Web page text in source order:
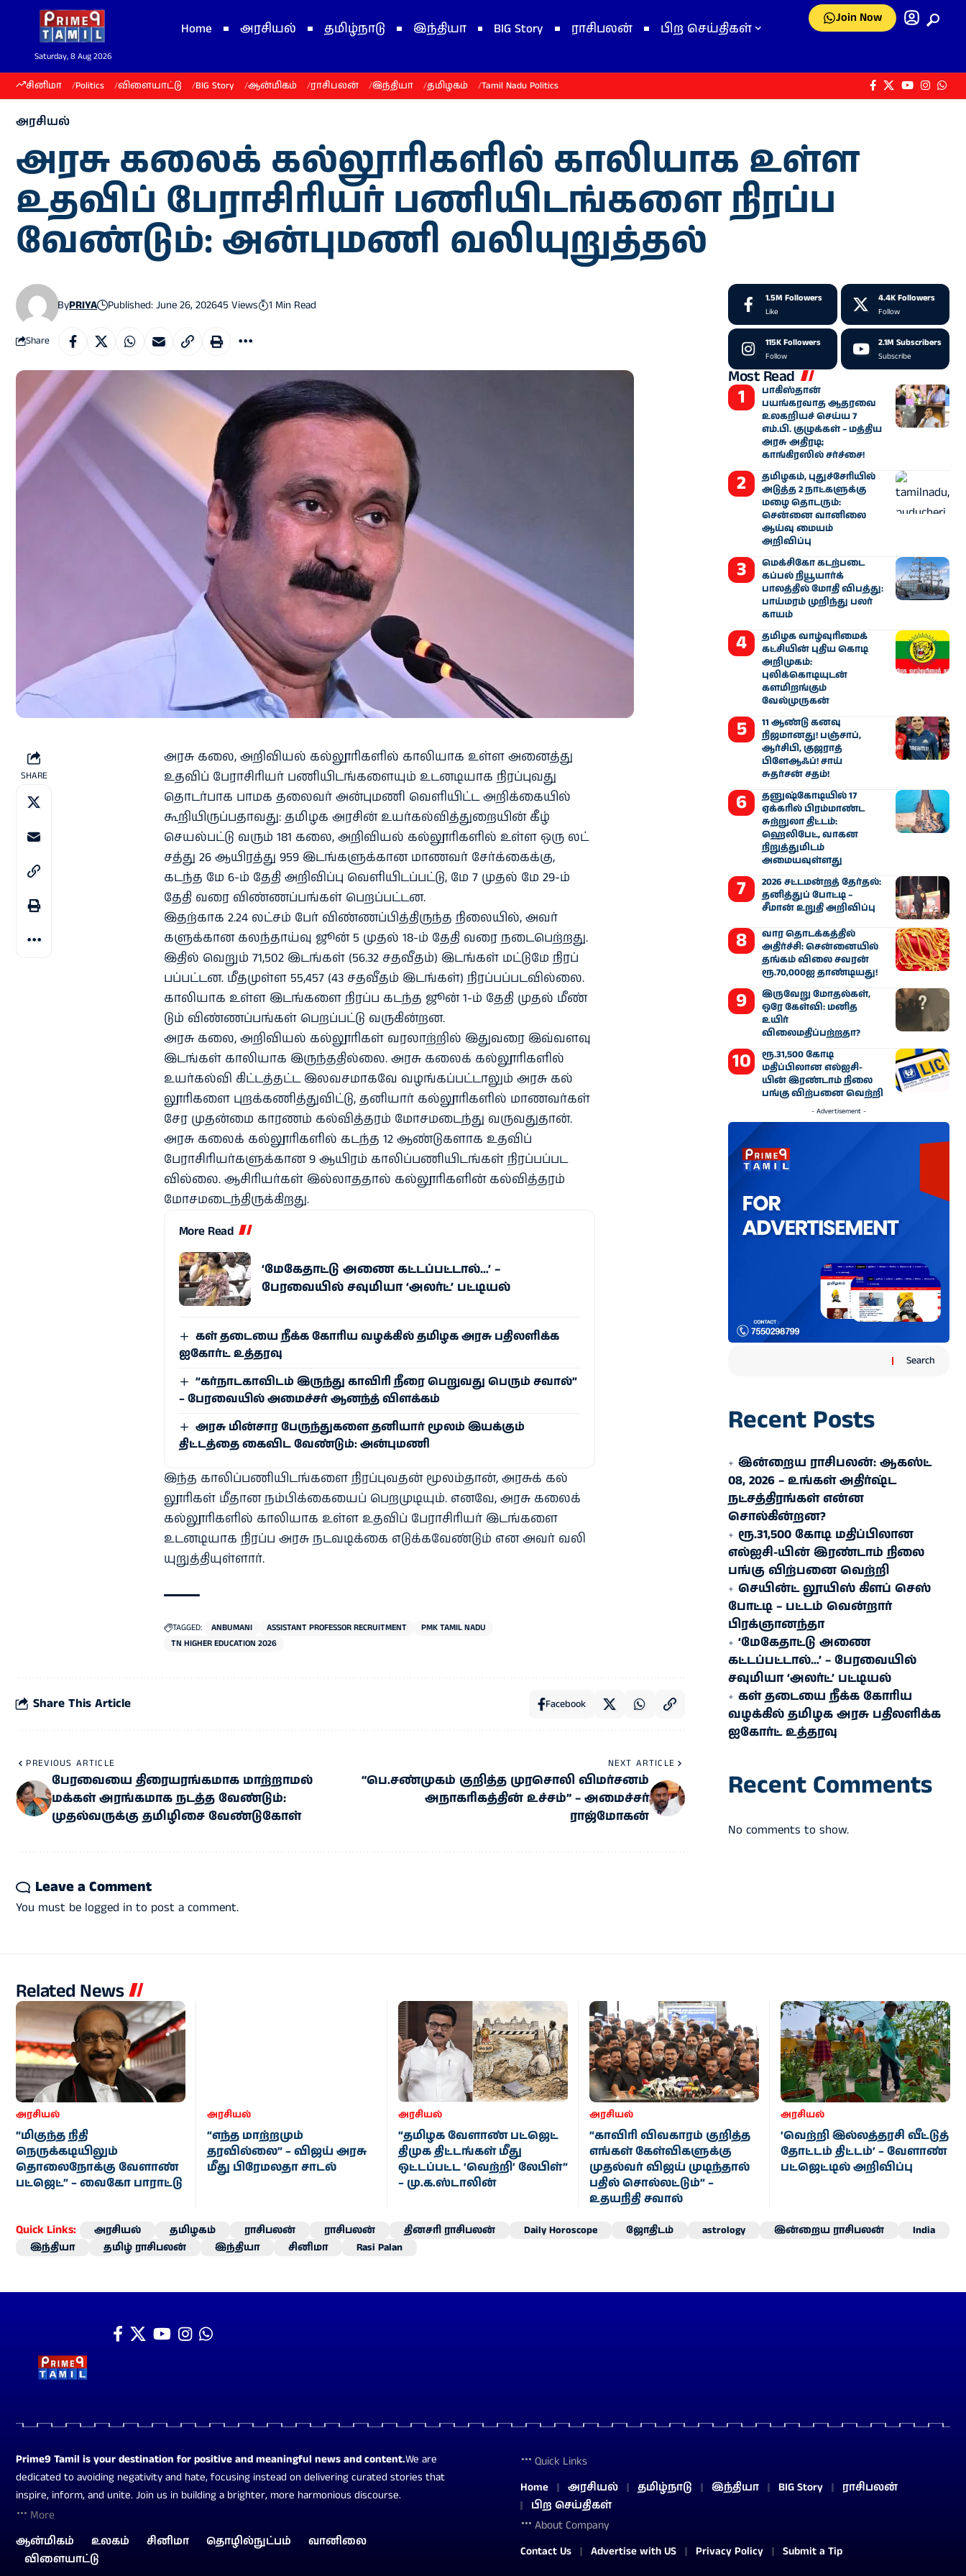
Saturday, 8 Aug 2026
Home அரசியல் தமிழ்நாடு இந்தியா BIG Story ராசிபலன் பிற செய்திகள்
Join Now
சினிமா Politics விளையாட்டு BIG Story ஆன்மிகம் ராசிபலன் இந்தியா தமிழகம் Tamil Nadu Politics
அரசியல்
அரசு கலைக் கல்லூரிகளில் காலியாக உள்ள
உதவிப் பேராசிரியர் பணியிடங்களை நிரப்ப
வேண்டும்: அன்புமணி வலியுறுத்தல்
ByPRIYA Published: June 26, 202645 Views 1 Min Read
Share
SHARE
அரசு கலை, அறி​வியல் கல்​லூரி​களில் காலி​யாக உள்ள அனைத்து
உதவிப் பேராசிரியர் பணி​யிடங்​களை​யும் உடனடி​யாக நிரப்புவது
தொடர்​பாக பாமக தலை​வர் அன்​புமணி வெளி​யிட்ட அறிக்​கை​யில்
கூறி​யிருப்​ப​தாவது: தமிழக அரசின் உயர்​கல்​வித்துறை​யின் கீழ்
செயல்​பட்டு வரும் 181 கலை, அறி​வியல் கல்​லூரி​களில் உள்ள ஒரு லட்​
சத்து 26 ஆயிரத்து 959 இடங்​களுக்​கான மாணவர் சேர்க்​கைக்​கு,
கடந்த மே 6-ம் தேதி அறி​விப்பு வெளி​யிடப்​பட்​டு, மே 7 முதல் மே 29-ம்
தேதி வரை விண்​ணப்​பங்​கள் பெறப்​பட்​டன.
இதற்​காக 2.24 லட்​சம் பேர் விண்​ணப்​பித்​திருந்த நிலை​யில், அவர்​
களுக்​கான கலந்​தாய்வு ஜூன் 5 முதல் 18-ம் தேதி வரை நடை​பெற்​றது.
இதில் வெறும் 71,502 இடங்​கள் (56.32 சதவீதம்) இடங்​கள் மட்​டுமே நிரப்​
பப்​பட்​டன. மீத​முள்ள 55,457 (43 சதவீதம் இடங்கள்) நிரப்​பப்​பட​வில்​லை.
காலி​யாக உள்ள இடங்​களை நிரப்ப கடந்த ஜூன் 1-ம் தேதி முதல் மீண்​
டும் விண்​ணப்​பங்​கள் பெறப்​பட்டு வரு​கின்​றன.
அரசு கலை, அறி​வியல் கல்​லூரி​கள் வரலாற்​றில் இது​வரை இவ்​வளவு
இடங்​கள் காலி​யாக இருந்​த​தில்​லை. அரசு கலைக் கல்​லூரி​களில்
உயர்​கல்வி கிட்​டத்​தட்ட இலவச​மாகவே வழங்​கப்​பட்​டாலும் அரசு கல்​
லூரி​களை புறக்​கணித்​து​விட்​டு, தனி​யார் கல்​லூரி​களில் மாணவர்​கள்
சேர முதன்மை காரணம் கல்​வித்​தரம் மோசமடைந்து வரு​வது​தான்.
அரசு கலைக் கல்​லூரி​களில் கடந்த 12 ஆண்​டு​களாக உதவிப்
பேராசிரியர்​களுக்​கான 9 ஆயிரம் காலிப்​பணி​யிடங்​கள் நிரப்​பப்​பட​
வில்​லை. ஆசிரியர்​கள் இல்​லாத​தால் கல்​லூரி​களின் கல்​வித்​தரம்
மோசமடைந்​திருக்​கிறது.
More Read
‘மேகேதாட்டு அணை கட்டப்பட்டால்…’ –
பேரவையில் சவுமியா ‘அலர்ட்’ பட்டியல்
கள் தடையை நீக்க கோரிய வழக்கில் தமிழக அரசு பதிலளிக்க
ஐகோர்ட் உத்தரவு
“கர்நாடகாவிடம் இருந்து காவிரி நீரை பெறுவது பெரும் சவால்”
– பேரவையில் அமைச்சர் ஆனந்த் விளக்கம்
அரசு மின்சார பேருந்துகளை தனியார் மூலம் இயக்கும்
திட்டத்தை கைவிட வேண்டும்: அன்புமணி
இந்த காலிப்​பணி​யிடங்​களை நிரப்​புவதன் மூலம்​தான், அரசுக் கல்​
லூரி​கள் மீதான நம்​பிக்​கை​யைப் பெற​முடி​யும். எனவே, அரசு கலைக்
கல்​லூரி​களில் காலி​யாக உள்ள உதவிப் பேராசிரியர் இடங்​களை
உடனடி​யாக நிரப்ப அரசு நடவடிக்கை எடுக்​கவேண்​டும் என அவர்​ வலி​
யுறுத்​தி​யுள்​ளார்​.
TAGGED: ANBUMANI ASSISTANT PROFESSOR RECRUITMENT
PMK TAMIL NADU
TN HIGHER EDUCATION 2026
Share This Article Facebook
PREVIOUS ARTICLE
பேரவையை திரையரங்கமாக மாற்றாமல்
மக்கள் அரங்கமாக நடத்த வேண்டும்:
முதல்வருக்கு தமிழிசை வேண்டுகோள்
NEXT ARTICLE
“பெ.சண்முகம் குறித்த முரசொலி விமர்சனம்
அநாகரிகத்தின் உச்சம்” – அமைச்சர்
ராஜ்மோகன்
Leave a Comment
You must be logged in to post a comment.
1.5M Followers
Like
4.4K Followers
Follow
115K Followers
Follow
2.1M Subscribers
Subscribe
Most Read
பாகிஸ்தான்
பயங்கரவாத ஆதரவை
உலகறியச் செய்ய 7
எம்.பி. குழுக்கள் – மத்திய
அரசு அதிரடி;
காங்கிரஸில் சர்ச்சை!
தமிழகம், புதுச்சேரியில்
அடுத்த 2 நாட்களுக்கு
மழை தொடரும்:
சென்னை வானிலை
ஆய்வு மையம்
அறிவிப்பு
மெக்சிகோ கடற்படை
கப்பல் நியூயார்க்
பாலத்தில் மோதி விபத்து:
பாய்மரம் முறிந்து பலர்
காயம்
தமிழக வாழ்வுரிமைக்
கட்சியின் புதிய கொடி
அறிமுகம்:
புலிக்கொடியுடன்
களமிறங்கும்
வேல்முருகன்
11 ஆண்டு கனவு
நிஜமானது! பஞ்சாப்,
ஆர்சிபி, குஜராத்
பிளேஆஃப்! சாய்
சுதர்சன் சதம்!
தனுஷ்கோடியில் 17
ஏக்கரில் பிரம்மாண்ட
சுற்றுலா திட்டம்:
ஹெலிபேட், வாகன
நிறுத்துமிடம்
அமையவுள்ளது
2026 சட்டமன்றத் தேர்தல்:
தனித்துப் போட்டி –
சீமான் உறுதி அறிவிப்பு
வார தொடக்கத்தில்
அதிர்ச்சி: சென்னையில்
தங்கம் விலை சவரன்
ரூ.70,000ஐ தாண்டியது!
இருவேறு மோதல்கள்,
ஒரே கேள்வி: மனித
உயிர்
விலைமதிப்பற்றதா?
ரூ.31,500 கோடி
மதிப்பிலான எல்ஐசி-​
யின் இரண்​டாம் நிலை
பங்கு விற்பனை வெற்றி
- Advertisement -
Search
Recent Posts
இன்றைய ராசிபலன்: ஆகஸ்ட்
08, 2026 – உங்கள் அதிர்ஷ்ட
நட்சத்திரங்கள் என்ன
சொல்கின்றன?
ரூ.31,500 கோடி மதிப்பிலான
எல்ஐசி-​யின் இரண்​டாம் நிலை
பங்கு விற்பனை வெற்றி
செயின்ட் லூயிஸ் கிளப் செஸ்
போட்டி – பட்டம் வென்றார்
பிரக்ஞானந்தா
‘மேகேதாட்டு அணை
கட்டப்பட்டால்…’ – பேரவையில்
சவுமியா ‘அலர்ட்’ பட்டியல்
கள் தடையை நீக்க கோரிய
வழக்கில் தமிழக அரசு பதிலளிக்க
ஐகோர்ட் உத்தரவு
Recent Comments
No comments to show.
Related News
அரசியல்
“மிகுந்த நிதி
நெருக்கடியிலும்
தொலைநோக்கு வேளாண்
பட்ஜெட்” – வைகோ பாராட்டு
அரசியல்
“எந்த மாற்றமும்
தரவில்லை” – விஜய் அரசு
மீது பிரேமலதா சாடல்
அரசியல்
“தமிழக வேளாண் பட்ஜெட்
திமுக திட்டங்கள் மீது
ஒட்டப்பட்ட ‘வெற்றி’ லேபிள்”
– மு.க.ஸ்டாலின்
அரசியல்
“காவிரி விவகாரம் குறித்த
எங்கள் கேள்விகளுக்கு
முதல்வர் விஜய் முடிந்தால்
பதில் சொல்லட்டும்” –
உதயநிதி சவால்
அரசியல்
‘வெற்றி இல்லத்தரசி வீட்டுத்
தோட்டம் திட்டம்’ – வேளாண்
பட்ஜெட்டில் அறிவிப்பு
Quick Links: அரசியல் தமிழகம் ராசிபலன் ராசிபலன் தினசரி ராசிபலன் Daily Horoscope ஜோதிடம் astrology இன்றைய ராசிபலன்
India
இந்தியா
தமிழ் ராசிபலன் இந்தியா சினிமா Rasi Palan
Prime9 Tamil is your destination for positive and meaningful news and content.We are
dedicated to avoiding negativity and hate, focusing instead on delivering curated stories that
inspire, inform, and unite. Join us in building a brighter, more harmonious discourse.
More
ஆன்மிகம் உலகம் சினிமா தொழில்நுட்பம்
வானிலை
விளையாட்டு
Quick Links
Home அரசியல் தமிழ்நாடு இந்தியா BIG Story
ராசிபலன்
பிற செய்திகள்
About Company
Contact Us Advertise with US Privacy Policy Submit a Tip